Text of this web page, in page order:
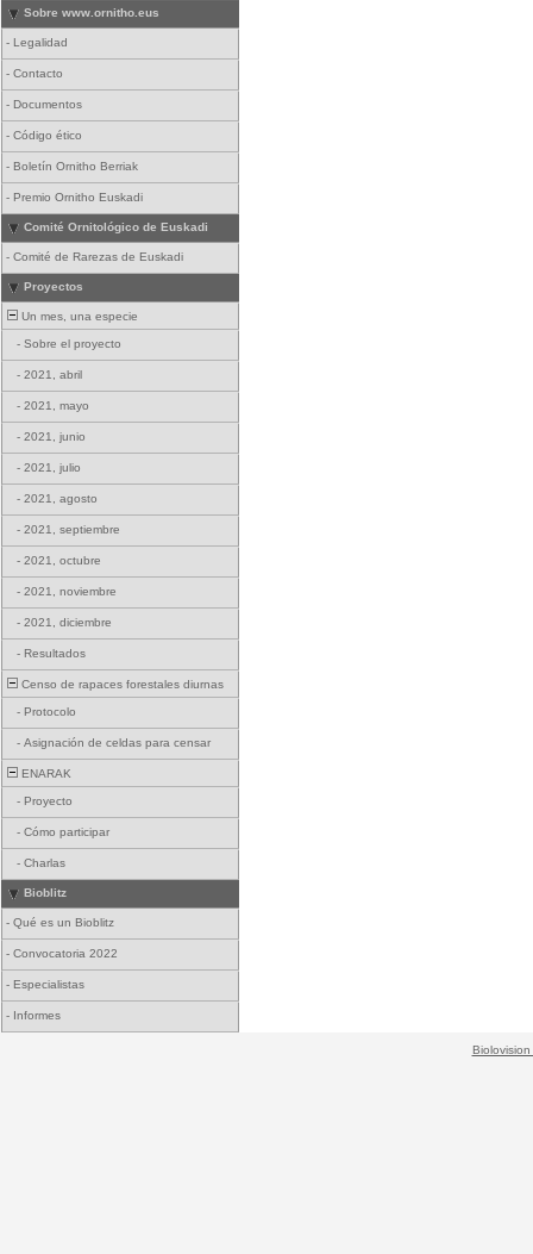
Sobre www.ornitho.eus
- Legalidad
- Contacto
- Documentos
- Código ético
- Boletín Ornitho Berriak
- Premio Ornitho Euskadi
Comité Ornitológico de Euskadi
- Comité de Rarezas de Euskadi
Proyectos
Un mes, una especie
- Sobre el proyecto
- 2021, abril
- 2021, mayo
- 2021, junio
- 2021, julio
- 2021, agosto
- 2021, septiembre
- 2021, octubre
- 2021, noviembre
- 2021, diciembre
- Resultados
Censo de rapaces forestales diurnas
- Protocolo
- Asignación de celdas para censar
ENARAK
- Proyecto
- Cómo participar
- Charlas
Bioblitz
- Qué es un Bioblitz
- Convocatoria 2022
- Especialistas
- Informes
Biolovision